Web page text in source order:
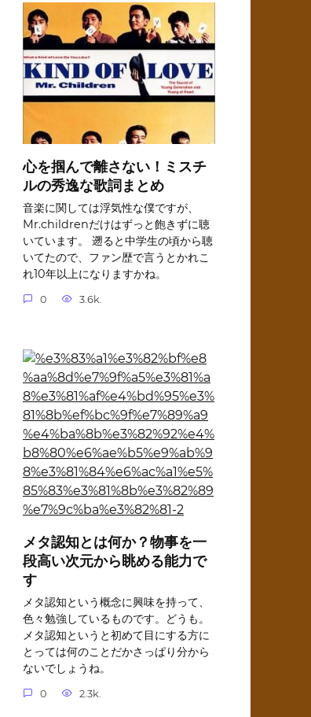
心を掴んで離さない！ミスチ
ルの秀逸な歌詞まとめ
音楽に関しては浮気性な僕ですが、
Mr.childrenだけはずっと飽きずに聴
いています。 遡ると中学生の頃から聴
いてたので、ファン歴で言うとかれこ
れ10年以上になりますかね。
0 3.6k.
メタ認知とは何か？物事を一
段高い次元から眺める能力で
す
メタ認知という概念に興味を持って、
色々勉強しているものです。どうも。
メタ認知というと初めて目にする方に
とっては何のことだかさっぱり分から
ないでしょうね。
0 2.3k.